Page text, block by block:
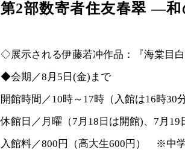
第2部数寄者住友春翠 ―和
◇展示される伊藤若冲作品：『海棠目
◆会期／8月5日(金)まで
開館時間／10時～17時（入館は16時30
休館日／月曜（7月18日は開館)、7月19
入館料／800円（高大生600円） ※中